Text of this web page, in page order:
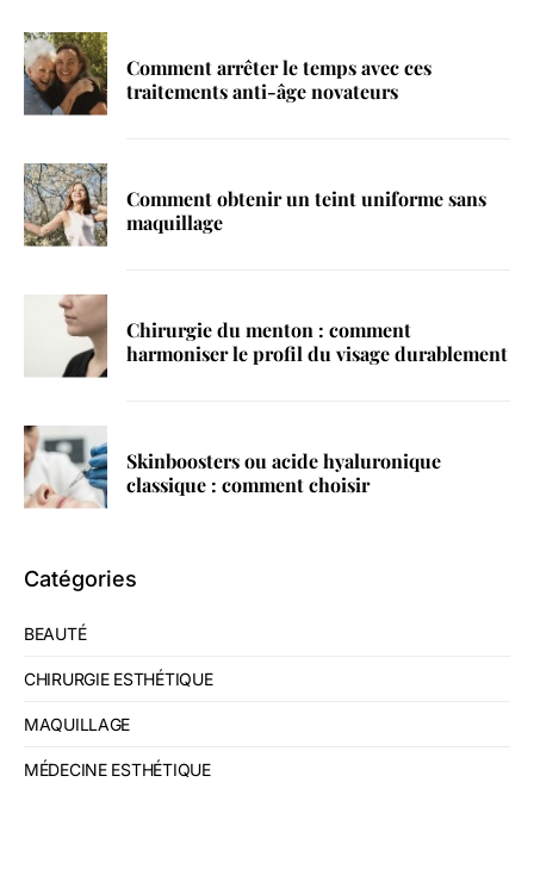
Comment arrêter le temps avec ces
traitements anti-âge novateurs
Comment obtenir un teint uniforme sans
maquillage
Chirurgie du menton : comment
harmoniser le profil du visage durablement
Skinboosters ou acide hyaluronique
classique : comment choisir
Catégories
BEAUTÉ
CHIRURGIE ESTHÉTIQUE
MAQUILLAGE
MÉDECINE ESTHÉTIQUE